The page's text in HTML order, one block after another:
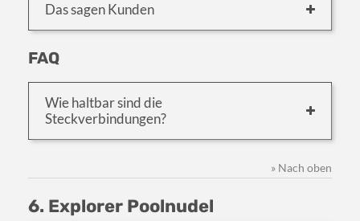
Das sagen Kunden
FAQ
Wie haltbar sind die
Steckverbindungen?
» Nach oben
6. Explorer Poolnudel